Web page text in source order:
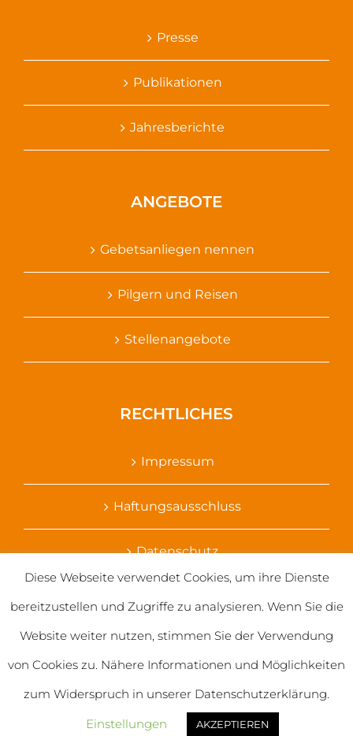
Presse
Publikationen
Jahresberichte
ANGEBOTE
Gebetsanliegen nennen
Pilgern und Reisen
Stellenangebote
RECHTLICHES
Impressum
Haftungsausschluss
Datenschutz
© 2020 Salvatorianerinnen weltweit
Diese Webseite verwendet Cookies, um ihre Dienste
bereitzustellen und Zugriffe zu analysieren. Wenn Sie die
Website weiter nutzen, stimmen Sie der Verwendung
von Cookies zu. Nähere Informationen und Möglichkeiten
zum Widerspruch in unserer Datenschutzerklärung.
Einstellungen
AKZEPTIEREN